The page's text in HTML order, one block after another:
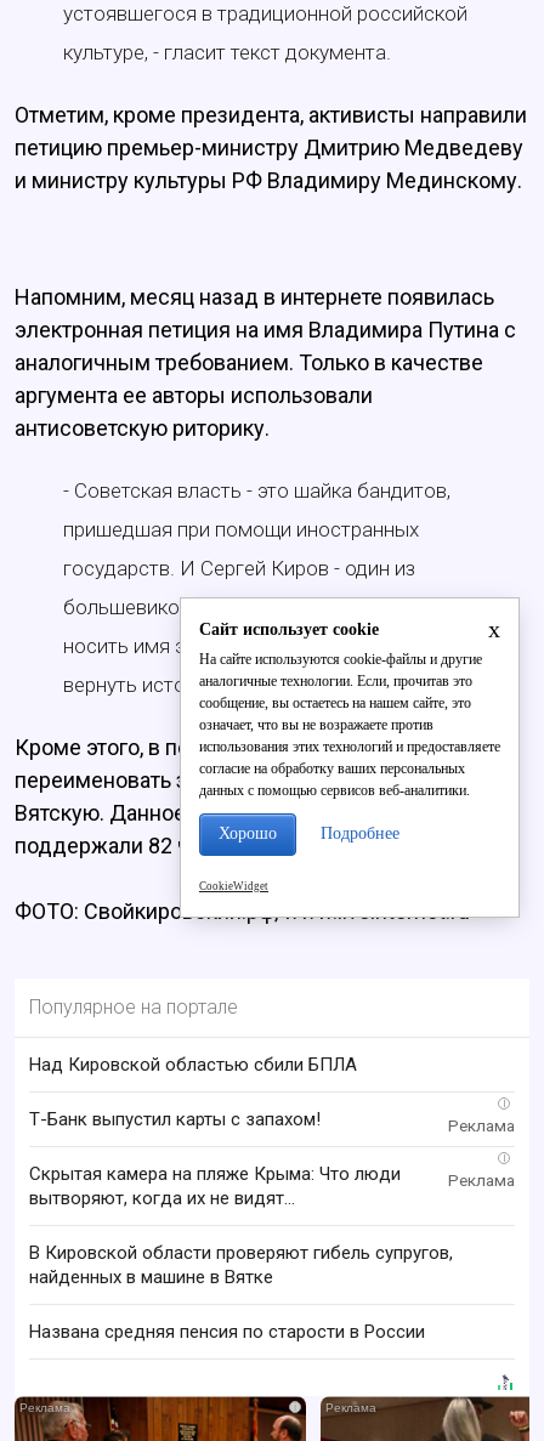
устоявшегося в традиционной российской
культуре, - гласит текст документа.
Отметим, кроме президента, активисты направили
петицию премьер-министру Дмитрию Медведеву
и министру культуры РФ Владимиру Мединскому.
Напомним, месяц назад в интернете появилась
электронная петиция на имя Владимира Путина с
аналогичным требованием. Только в качестве
аргумента ее авторы использовали
антисоветскую риторику.
- Советская власть - это шайка бандитов,
пришедшая при помощи иностранных
государств. И Сергей Киров - один из
большевиков. И поэтому город не должен
носить имя этого преступника - городу следует
вернуть историческое имя – Вятка.
Кроме этого, в петиции содержится требование
переименовать заодно и Кировскую область в
Вятскую. Данное прошение на сегодняшний день
поддержали 82 человека.
ФОТО: Свойкировский.рф, www.liveinternet.ru
Популярное на портале
Над Кировской областью сбили БПЛА
i
Т-Банк выпустил карты с запахом!
i
Скрытая камера на пляже Крыма: Что люди
вытворяют, когда их не видят...
В Кировской области проверяют гибель супругов,
найденных в машине в Вятке
Названа средняя пенсия по старости в России
i
x
Сайт использует cookie
На сайте используются cookie-файлы и другие
аналогичные технологии. Если, прочитав это
сообщение, вы остаетесь на нашем сайте, это
означает, что вы не возражаете против
использования этих технологий и предоставляете
согласие на обработку ваших персональных
данных с помощью сервисов веб-аналитики.
Хорошо Подробнее
CookieWidget